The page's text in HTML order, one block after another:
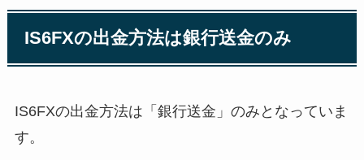
IS6FXの出金方法は銀行送金のみ
IS6FXの出金方法は「銀行送金」のみとなっていま
す。